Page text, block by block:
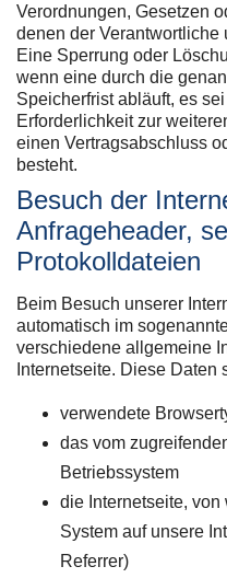
Verordnungen, Gesetzen
denen der Verantwortliche
Eine Sperrung oder
wenn eine durch die
Speicherfrist abläuft, es
Erforderlichkeit zur
einen Vertragsabschluss
besteht.
Besuch der
Anfrageheader,
Protokolldateien
Beim Besuch unserer
automatisch im
verschiedene allgemeine
Internetseite. Diese
verwendete
das vom
Betriebssystem
die Internetseite,
System auf unsere
Referrer)